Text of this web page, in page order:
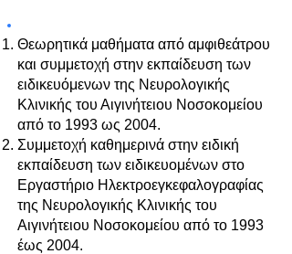
Θεωρητικά μαθήματα από αμφιθεάτρου
και συμμετοχή στην εκπαίδευση των
ειδικευόμενων της Νευρολογικής
Κλινικής του Αιγινήτειου Νοσοκομείου
από το 1993 ως 2004.
Συμμετοχή καθημερινά στην ειδική
εκπαίδευση των ειδικευομένων στο
Εργαστήριο Ηλεκτροεγκεφαλογραφίας
της Νευρολογικής Κλινικής του
Αιγινήτειου Νοσοκομείου από το 1993
έως 2004.